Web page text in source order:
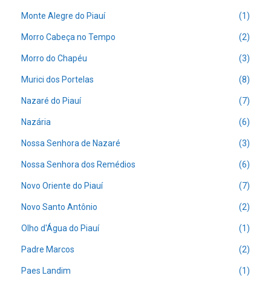
Monte Alegre do Piauí (1)
Morro Cabeça no Tempo (2)
Morro do Chapéu (3)
Murici dos Portelas (8)
Nazaré do Piauí (7)
Nazária (6)
Nossa Senhora de Nazaré (3)
Nossa Senhora dos Remédios (6)
Novo Oriente do Piauí (7)
Novo Santo Antônio (2)
Olho d'Água do Piauí (1)
Padre Marcos (2)
Paes Landim (1)